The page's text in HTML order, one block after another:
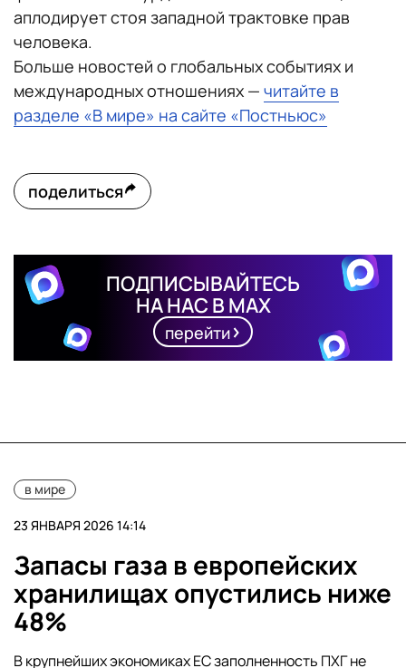
аплодирует стоя западной трактовке прав
человека.
Больше новостей о глобальных событиях и
международных отношениях — читайте в
разделе «В мире» на сайте «Постньюс»
поделиться
ПОДПИСЫВАЙТЕСЬ
НА НАС В MAX
перейти
в мире
23 ЯНВАРЯ 2026 14:14
Запасы газа в европейских
хранилищах опустились ниже
48%
В крупнейших экономиках ЕС заполненность ПХГ не